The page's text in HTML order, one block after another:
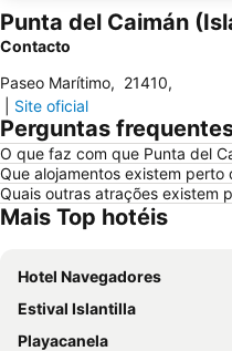
Punta del Caimán
Contacto
Paseo Marítimo, 21410,
Site oficial
Perguntas
O que faz com que Punta del
Que alojamentos existem perto
Quais outras atrações existem
Mais Top hotéis
Hotel Navegadores
Estival Islantilla
Playacanela